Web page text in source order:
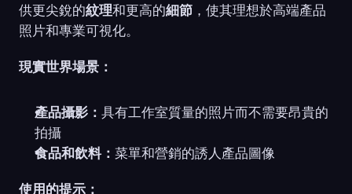
供更尖銳的紋理和更高的細節 ，使其理想於高端產品
照片和專業可視化。
現實世界場景：
產品攝影： 具有工作室質量的照片而不需要昂貴的
拍攝
食品和飲料： 菜單和營銷的誘人產品圖像
使用的提示：